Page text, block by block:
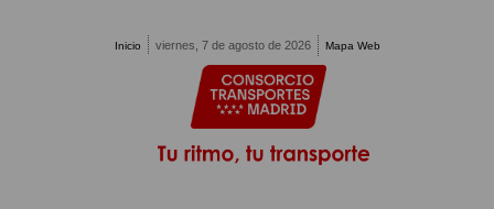
Inicio viernes, 7 de agosto de 2026 Mapa Web